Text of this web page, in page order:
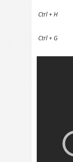
Ctrl + H
Ctrl + G